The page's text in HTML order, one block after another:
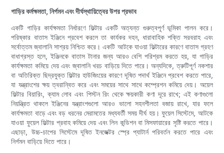
গাড়ির কর্মক্ষমতা, নির্গমন এবং দীর্ঘস্থায়িত্বের উপর প্রভাব
একটি গাড়ির কার্যক্ষমতা নির্ধারণে ফিল্টার একটি অত্যন্ত গুরুত্বপূর্ণ ভূমিকা পালন করে।
পরিষ্কার বাতাস ইঞ্জিনে প্রবেশ করলে তা কার্যকর দহন, ধারাবাহিক শক্তি সরবরাহ এবং
সর্বোত্তম জ্বালানি সাশ্রয় নিশ্চিত করে। একটি আটকে যাওয়া ফিল্টারের কারণে বাতাস গ্রহণ
বাধাগ্রস্ত হলে, ইঞ্জিনকে বাতাস টানার জন্য আরও বেশি পরিশ্রম করতে হয়, যা গাড়ির
কার্যক্ষমতা কমিয়ে দেয় এবং জ্বালানি খরচ বাড়িয়ে দিতে পারে। অন্যদিকে, ত্রুটিপূর্ণ নকশার
বা অতিরিক্ত ছিদ্রযুক্ত ফিল্টার হাউজিংয়ের কারণে দূষিত পদার্থ ইঞ্জিনে প্রবেশ করতে পারে,
যা যন্ত্রাংশের ক্ষয় ত্বরান্বিত করে এবং সময়ের সাথে সাথে কম্প্রেশন কমিয়ে দেয়। অয়েল
ফিল্টার বিয়ারিং, ক্যাম লোব এবং পিস্টন রিং থেকে ক্ষয়কারী কণা দূরে রাখে; এই কণাগুলো
নিয়ন্ত্রিত থাকলে ইঞ্জিনের যন্ত্রাংশগুলো আরও ভালো সহনশীলতা বজায় রাখে, যার ফলে
কার্যক্ষমতা বাড়ে এবং বড় ধরনের মেরামতের মধ্যবর্তী সময় দীর্ঘ হয়। ফুয়েল সিস্টেমে, আটকে
যাওয়া ফুয়েল ফিল্টার প্রবাহ কমিয়ে দেয় এবং লিন কন্ডিশন বা মিসফায়ারের সৃষ্টি করতে পারে।
এছাড়া, উচ্চ-চাপের সিস্টেমে দূষিত ইনজেক্টর স্প্রে প্যাটার্ন পরিবর্তন করতে পারে এবং
নির্গমন বাড়িয়ে দিতে পারে।